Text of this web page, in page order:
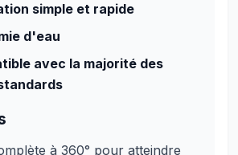
simple et rapide
d'eau
avec la majorité des
à 360° pour atteindre